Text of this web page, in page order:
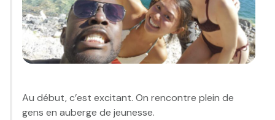
Au début, c’est excitant. On rencontre plein de
gens en auberge de jeunesse.